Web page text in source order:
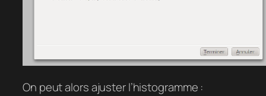
On peut alors ajuster l’histogramme :